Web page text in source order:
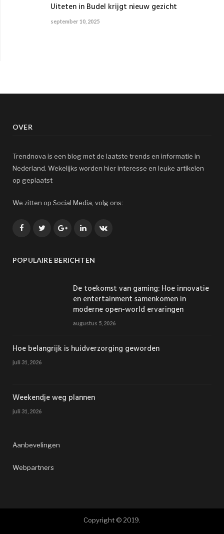
Uiteten in Budel krijgt nieuw gezicht
september 10, 2025
OVER
Trendnova is een blog met de laatste trends en informatie in
Nederland. Wekelijks worden hier interesse en leuke artikelen
op geplaatst
We zitten op Social Media, volg ons:
FacebookTwitterGoogle+LinkedInVK
POPULAIRE BERICHTEN
De toekomst van gaming: Hoe innovatie
en entertainment samenkomen in
moderne open-world ervaringen
augustus 5, 2026
Hoe belangrijk is huidverzorging geworden
juli 31, 2026
Weekendje weg plannen
juli 31, 2026
Aanbevelingen
Webpartners
Copyright © 2019.